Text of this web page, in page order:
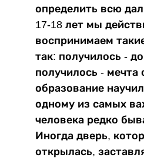
определить всю
17-18 лет мы
воспринимаем
так: получилось -
получилось - мечта
образование
одному из самых
человека редко
Иногда дверь,
открылась,